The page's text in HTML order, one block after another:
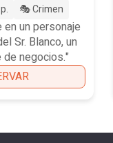
🎭 Crimen
un personaje
Sr. Blanco, un
negocios."